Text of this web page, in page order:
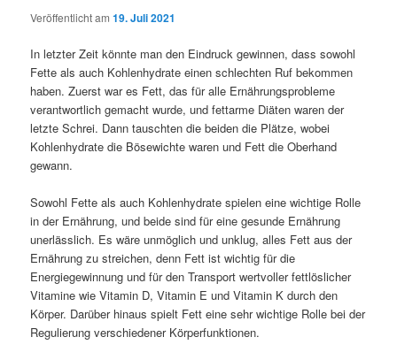
Veröffentlicht am19. Juli 2021
In letzter Zeit könnte man den Eindruck gewinnen, dass sowohl
Fette als auch Kohlenhydrate einen schlechten Ruf bekommen
haben. Zuerst war es Fett, das für alle Ernährungsprobleme
verantwortlich gemacht wurde, und fettarme Diäten waren der
letzte Schrei. Dann tauschten die beiden die Plätze, wobei
Kohlenhydrate die Bösewichte waren und Fett die Oberhand
gewann.
Sowohl Fette als auch Kohlenhydrate spielen eine wichtige Rolle
in der Ernährung, und beide sind für eine gesunde Ernährung
unerlässlich. Es wäre unmöglich und unklug, alles Fett aus der
Ernährung zu streichen, denn Fett ist wichtig für die
Energiegewinnung und für den Transport wertvoller fettlöslicher
Vitamine wie Vitamin D, Vitamin E und Vitamin K durch den
Körper. Darüber hinaus spielt Fett eine sehr wichtige Rolle bei der
Regulierung verschiedener Körperfunktionen.